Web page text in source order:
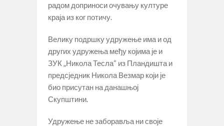
радом доприноси очувању културе
краја из ког потичу.
Велику подршку удружење има и од
других удружења међу којима је и
ЗУК „Никола Тесла“ из Пландишта и
предсједник Никола Везмар који је
био присутан на данашњој
Скупштини.
Удружење не заборавља ни своје